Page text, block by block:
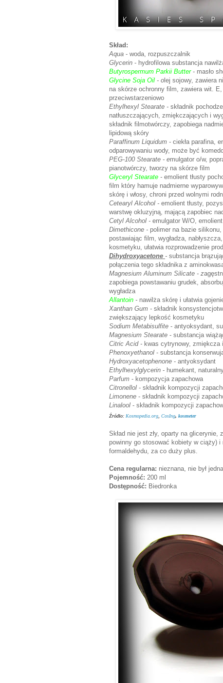
Skład:
Aqua - woda, rozpuszczalnik
Glycerin - hydrofilowa substancja
Butyrospermum Parkii Butter - masło
Glycine Soja Oil - o lej sojowy, zawiera
na skórze ochronny film, zawiera wit.
przeciwstarzeniowo
Ethylhexyl Stearate - składnik
natłuszczających, zmiękczających i
składnik filmotwórczy, zapobiega
lipidową skóry
Paraffinum Liquidum - ciekła parafina,
odparowywaniu wody, może być
PEG-100 Stearate - emulgator o/w,
pianotwórczy, tworzy na skórze film
Glyceryl Stearate - emolient tłusty
film który hamuje nadmierne
skórę i włosy, chroni przed wolnymi
Cetearyl Alcohol - emolient tłusty,
warstwę okluzyjną, mającą zapobiec
Cetyl Alcohol - emulgator W/O,
Dimethicone - polimer na bazie
postawiając film, wygładza,
kosmetyku, ułatwia rozprowadzenie
Dihydroxyacetone - substancja
połączenia tego składnika z
Magnesium Aluminum Silicate - z
zapobiega powstawaniu grudek,
wygładza
Allantoin - nawilża skórę i ułatwia
Xanthan Gum - składnik
zwiększający lepkość kosmetyku
Sodium Metabisulfite - antyoksydant,
Magnesium Stearate - substancja
Citric Acid - kwas cytrynowy, zmiękcza
Phenoxyethanol - substancja
Hydroxyacetophenone - antyoksydant
Ethylhexylglycerin - humekant,
Parfum - kompozycja zapachowa
Citronellol - składnik kompozycji
Limonene - składnik kompozycji
Linalool - składnik kompozycji
Źródło: Kosmopedia.org CosIng, kosmeter
Skład nie jest zły, oparty na glicerynie,
powinny go stosować kobiety w ciąży) i
formaldehydu, za co duży plus.
Cena regularna: nieznana, nie był
Pojemność: 200 ml
Dostępność: Biedronka